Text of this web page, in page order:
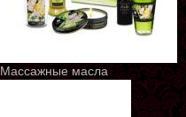
Массажные масла